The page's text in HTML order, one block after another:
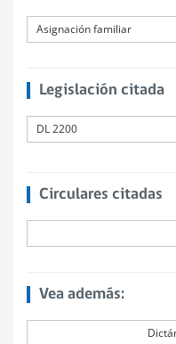
Asignación familiar
Legislación citada
DL 2200
Circulares citadas
Vea además: